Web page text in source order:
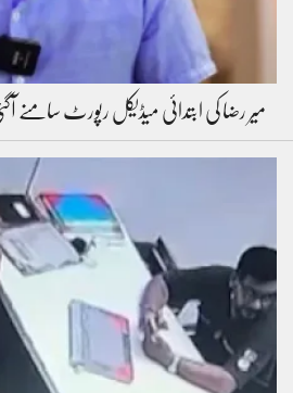
میر رضا کی ابتدائی میڈیکل رپورٹ سامنے